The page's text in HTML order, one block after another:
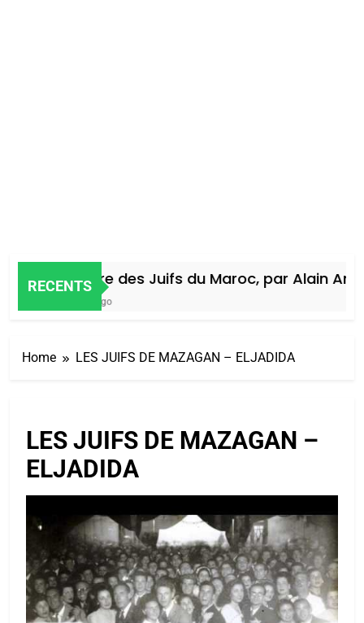
RECENTS
Histoire des Juifs du Maroc, par Alain Amiel
Home LES JUIFS DE MAZAGAN – ELJADIDA
LES JUIFS DE MAZAGAN –
ELJADIDA